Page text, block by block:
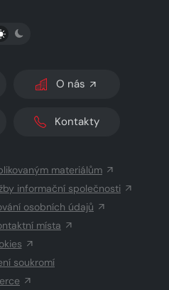
PŘEPNOUT SVĚTLÝ/TMAVÝ REŽIM
O nás
Kontakty
materiálům
informační společnosti
osobních údajů
místa
soukromí